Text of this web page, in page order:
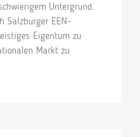
Untergrund.
Salzburger EEN-
Eigentum zu
Markt zu